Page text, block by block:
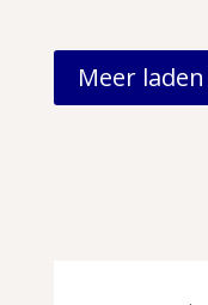
Meer laden